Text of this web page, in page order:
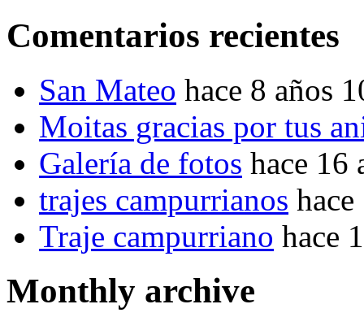
Comentarios recientes
San Mateo hace 8 años
Moitas gracias por tus
Galería de fotos hace 16
trajes campurrianos
Traje campurriano hace
Monthly archive